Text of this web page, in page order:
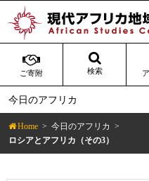
ご寄附 検索
今日のアフリカ
Home
今日のアフリカ
ロシアとアフリカ（その3）